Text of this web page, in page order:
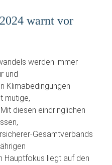
warnt vor
werden immer
und
Klimabedingungen
mutige,
diesen eindringlichen
Gesamtverbands
Hauptfokus liegt auf den